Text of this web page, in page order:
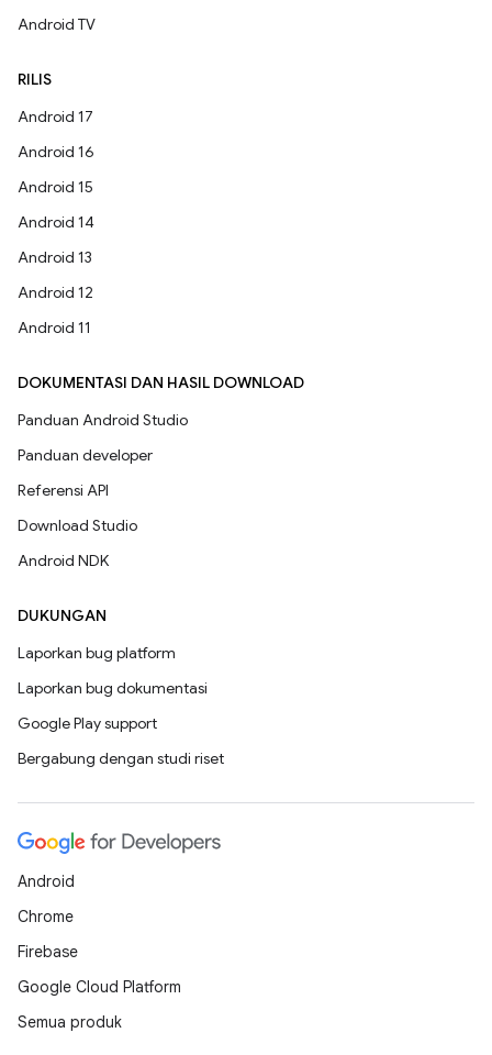
Android TV
RILIS
Android 17
Android 16
Android 15
Android 14
Android 13
Android 12
Android 11
DOKUMENTASI DAN HASIL DOWNLOAD
Panduan Android Studio
Panduan developer
Referensi API
Download Studio
Android NDK
DUKUNGAN
Laporkan bug platform
Laporkan bug dokumentasi
Google Play support
Bergabung dengan studi riset
Android
Chrome
Firebase
Google Cloud Platform
Semua produk